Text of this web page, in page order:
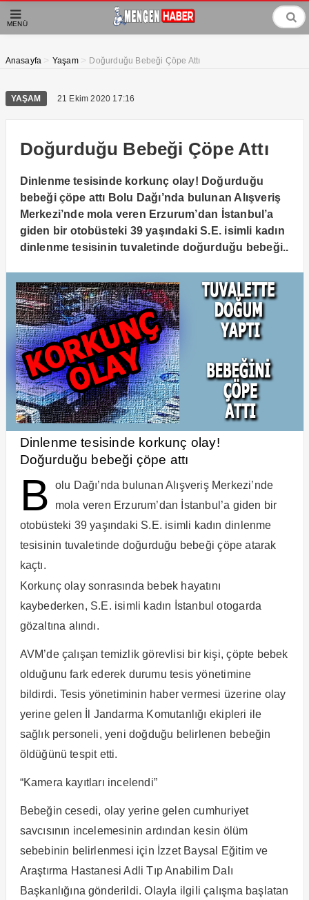
MENÜ
Anasayfa > Yaşam > Doğurduğu Bebeği Çöpe Attı
YAŞAM 21 Ekim 2020 17:16
Doğurduğu Bebeği Çöpe Attı
Dinlenme tesisinde korkunç olay! Doğurduğu
bebeği çöpe attı Bolu Dağı’nda bulunan Alışveriş
Merkezi’nde mola veren Erzurum’dan İstanbul’a
giden bir otobüsteki 39 yaşındaki S.E. isimli kadın
dinlenme tesisinin tuvaletinde doğurduğu bebeği..
Dinlenme tesisinde korkunç olay!
Doğurduğu bebeği çöpe attı
B
olu Dağı’nda bulunan Alışveriş Merkezi’nde
mola veren Erzurum’dan İstanbul’a giden bir
otobüsteki 39 yaşındaki S.E. isimli kadın dinlenme
tesisinin tuvaletinde doğurduğu bebeği çöpe atarak
kaçtı.
Korkunç olay sonrasında bebek hayatını
kaybederken, S.E. isimli kadın İstanbul otogarda
gözaltına alındı.
AVM’de çalışan temizlik görevlisi bir kişi, çöpte bebek
olduğunu fark ederek durumu tesis yönetimine
bildirdi. Tesis yönetiminin haber vermesi üzerine olay
yerine gelen İl Jandarma Komutanlığı ekipleri ile
sağlık personeli, yeni doğduğu belirlenen bebeğin
öldüğünü tespit etti.
“Kamera kayıtları incelendi”
Bebeğin cesedi, olay yerine gelen cumhuriyet
savcısının incelemesinin ardından kesin ölüm
sebebinin belirlenmesi için İzzet Baysal Eğitim ve
Araştırma Hastanesi Adli Tıp Anabilim Dalı
Başkanlığına gönderildi. Olayla ilgili çalışma başlatan